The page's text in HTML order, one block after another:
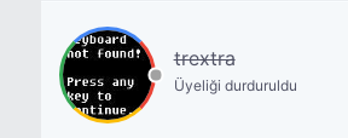
trextra
Üyeliği durduruldu